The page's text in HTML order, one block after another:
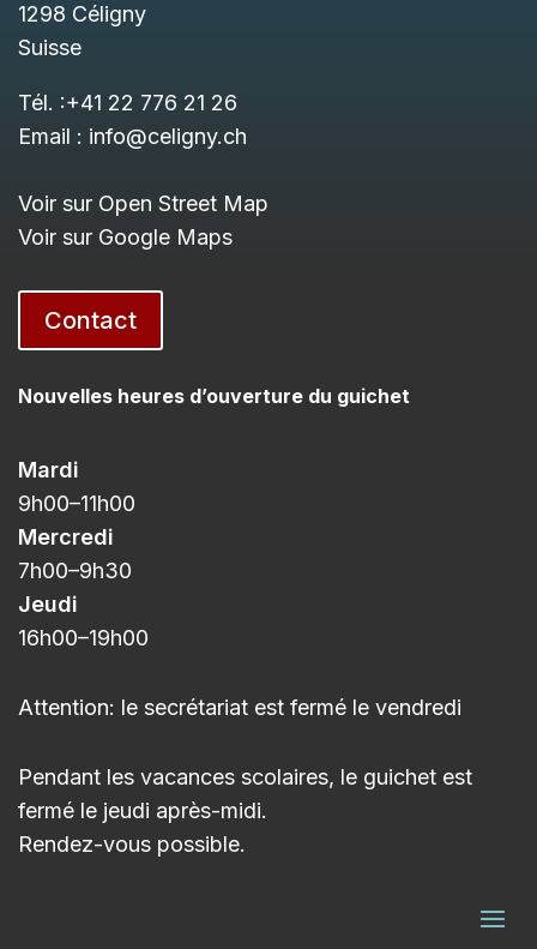
1298 Céligny
Suisse
Tél. :+41 22 776 21 26
Email : info@celigny.ch
Voir sur Open Street Map
Voir sur Google Maps
Contact
Nouvelles heures d’ouverture du guichet
Mardi
9h00–11h00
Mercredi
7h00–9h30
Jeudi
16h00–19h00
Attention: le secrétariat est fermé le vendredi
Pendant les vacances scolaires, le guichet est
fermé le jeudi après-midi.
Rendez-vous possible.